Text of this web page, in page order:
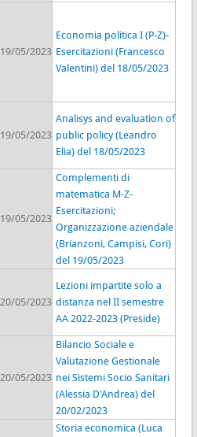
19/05/2023
Economia politica I (P-Z)-
Esercitazioni (Francesco
Valentini) del 18/05/2023
19/05/2023
Analisys and evaluation of
public policy (Leandro
Elia) del 18/05/2023
19/05/2023
Complementi di
matematica M-Z-
Esercitazioni;
Organizzazione aziendale
(Brianzoni, Campisi, Cori)
del 19/05/2023
20/05/2023
Lezioni impartite solo a
distanza nel II semestre
AA 2022-2023 (Preside)
20/05/2023
Bilancio Sociale e
Valutazione Gestionale
nei Sistemi Socio Sanitari
(Alessia D'Andrea) del
20/02/2023
Storia economica (Luca